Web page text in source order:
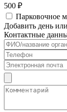
500 ₽
Парковочное
Добавить день
Контактные